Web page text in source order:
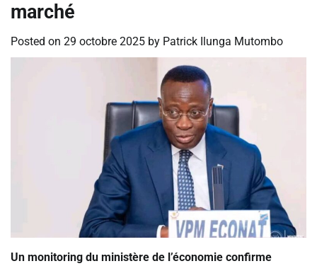
marché
Posted on 29 octobre 2025 by Patrick Ilunga Mutombo
Un monitoring du ministère de l’économie confirme